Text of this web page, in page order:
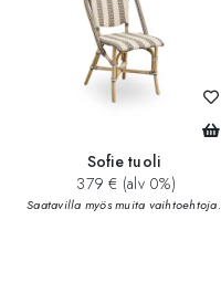
Sofie tuoli
379 € (alv 0%)
Saatavilla myös muita vaihtoehtoja.